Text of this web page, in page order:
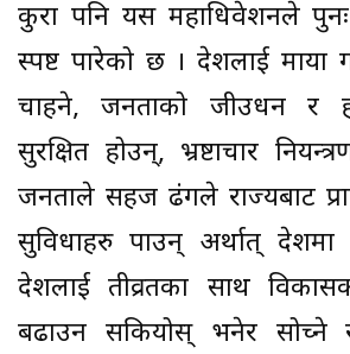
कुरा पनि यस महाधिवेशनले
स्पष्ट पारेको छ । देशलाई माया
चाहने, जनताको जीउधन र
सुरक्षित होउन्, भ्रष्टाचार
जनताले सहज ढंगले राज्यबाट
सुविधाहरु पाउन् अर्थात्
देशलाई तीव्रतका साथ
बढाउन सकियोस् भनेर सोच्ने